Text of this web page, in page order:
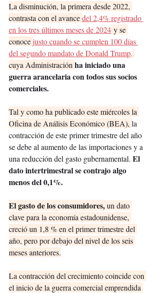
La disminución, la primera desde 2022,
contrasta con el avance del 2,4% registrado
en los tres últimos meses de 2024 y se
conoce justo cuando se cumplen 100 días
del segundo mandato de Donald Trump,
cuya Administración ha iniciado una
guerra arancelaria con todos sus socios
comerciales.
Tal y como ha publicado este miércoles la
Oficina de Análisis Económico (BEA), la
contracción de este primer trimestre del año
se debe al aumento de las importaciones y a
una reducción del gasto gubernamental. El
dato intertrimestral se contrajo algo
menos del 0,1%.
El gasto de los consumidores, un dato
clave para la economía estadounidense,
creció un 1,8 % en el primer trimestre del
año, pero por debajo del nivel de los seis
meses anteriores.
La contracción del crecimiento coincide con
el inicio de la guerra comercial emprendida